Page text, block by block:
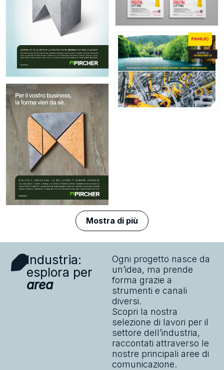
Mostra di più
Ogni progetto nasce da
un’idea, ma prende
forma grazie a
strumenti e canali
diversi.
Scopri la nostra
selezione di lavori per il
settore dell’industria,
raccontati attraverso le
nostre principali aree di
comunicazione.
Industria:
esplora per
area